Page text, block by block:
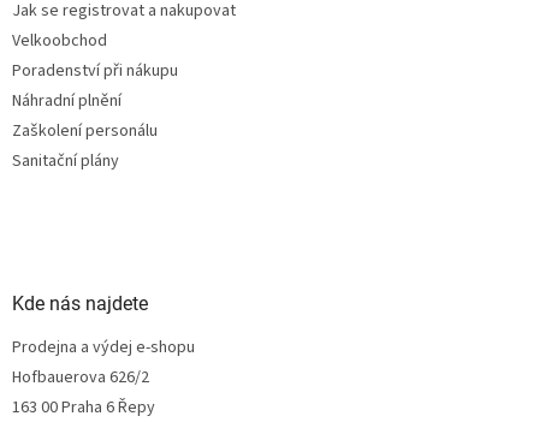
Jak se registrovat a nakupovat
Velkoobchod
Poradenství při nákupu
Náhradní plnění
Zaškolení personálu
Sanitační plány
Kde nás najdete
Prodejna a výdej e-shopu
Hofbauerova 626/2
163 00 Praha 6 Řepy